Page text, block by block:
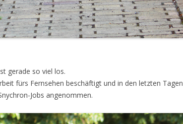
gerade so viel los.
fürs Fernsehen beschäftigt und in den letzten Tagen
Jobs angenommen.